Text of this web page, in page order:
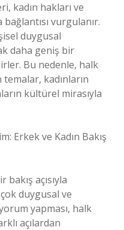
kadın hakları ve
vurgulanır.
duygusal
daha geniş bir
Bu nedenle, halk
temalar, kadınların
kültürel mirasıyla
Erkek ve Kadın Bakış
açısıyla
duygusal ve
yapması, halk
açılardan